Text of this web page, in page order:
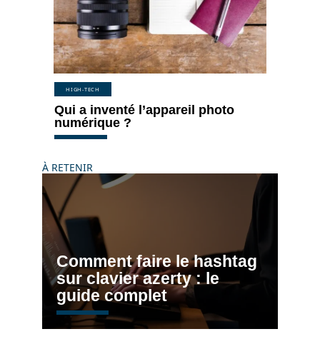
HIGH-TECH
Qui a inventé l’appareil photo
numérique ?
À RETENIR
Comment faire le hashtag
sur clavier azerty : le
guide complet